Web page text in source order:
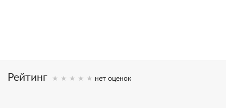
Рейтинг нет оценок